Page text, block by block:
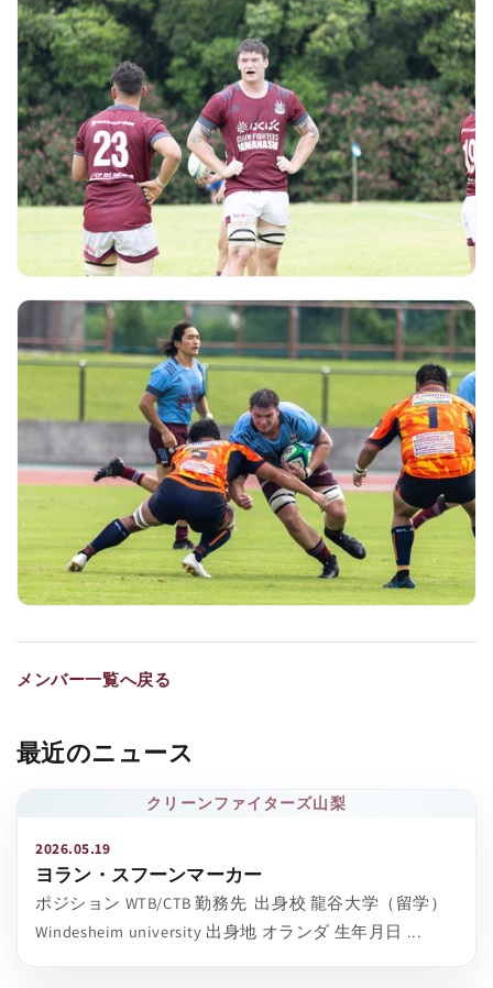
メンバー一覧へ戻る
最近のニュース
クリーンファイターズ山梨
2026.05.19
ヨラン・スフーンマーカー
ポジション WTB/CTB 勤務先 出身校 龍谷大学（留学）
Windesheim university 出身地 オランダ 生年月日 ...